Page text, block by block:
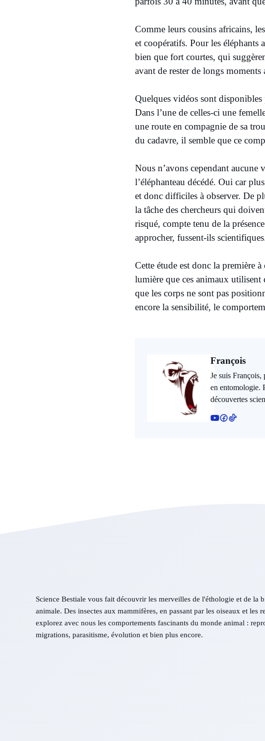
Comme leurs cousins africains,
et coopératifs. Pour les éléphants
bien que fort courtes, qui
avant de rester de longs moments
Quelques vidéos sont
Dans l’une de celles-ci une
une route en compagnie de sa
du cadavre, il semble que ce
Nous n’avons cependant aucune
l’éléphanteau décédé. Oui car
et donc difficiles à observer. De
la tâche des chercheurs qui
risqué, compte tenu de la
approcher, fussent-ils
Cette étude est donc la première
lumière que ces animaux utilisent
que les corps ne sont pas
encore la sensibilité, le
François
Je suis
en entomologie.
découvertes
Science Bestiale vous fait découvrir les merveilles de l'éthologie et de la
animale. Des insectes aux mammifères, en passant par les oiseaux et les
explorez avec nous les comportements fascinants du monde animal :
migrations, parasitisme, évolution et bien plus encore.